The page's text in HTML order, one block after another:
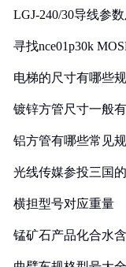
LGJ-240/30导线参
寻找nce01p30k
电梯的尺寸有哪些
镀锌方管尺寸一般
铝方管有哪些常见
光线传媒参投三国
横担型号对应重量
锰矿石产品化合水